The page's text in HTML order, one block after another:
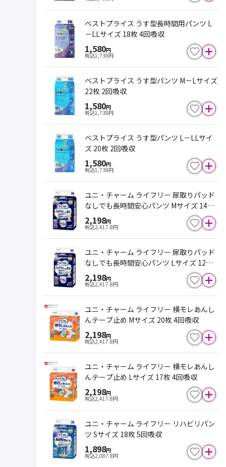
ベストプライス うす型長時間用パンツ L
－LLサイズ 18枚 4回吸収
1,580円
税込1,738円
ベストプライス うす型パンツ M－Lサイズ
22枚 2回吸収
1,580円
税込1,738円
ベストプライス うす型パンツ L－LLサイ
ズ 20枚 2回吸収
1,580円
税込1,738円
ユニ・チャーム ライフリー 尿取りパッド
なしでも長時間安心パンツ Mサイズ 14枚
7回吸収
2,198円
税込2,417.8円
ユニ・チャーム ライフリー 尿取りパッド
なしでも長時間安心パンツ Lサイズ 12枚
7回吸収
2,198円
税込2,417.8円
ユニ・チャーム ライフリー 横モレあんし
んテープ止め Mサイズ 20枚 4回吸収
2,198円
税込2,417.8円
ユニ・チャーム ライフリー 横モレあんし
んテープ止め Lサイズ 17枚 4回吸収
2,198円
税込2,417.8円
ユニ・チャーム ライフリー リハビリパン
ツ Sサイズ 18枚 5回吸収
1,898円
税込2,087.8円